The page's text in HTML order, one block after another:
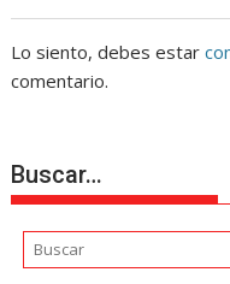
Lo siento, debes estar
comentario.
Buscar…